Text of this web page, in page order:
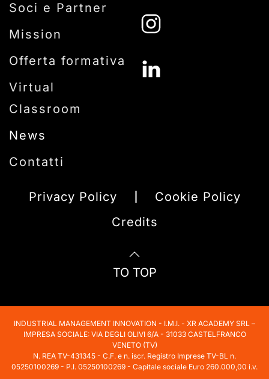
Soci e Partner
Mission
Offerta formativa
Virtual
Classroom
News
Contatti
Privacy Policy
Cookie Policy
Credits
TO TOP
INDUSTRIAL MANAGEMENT INNOVATION - I.M.I. - XR ACADEMY SRL –
IMPRESA SOCIALE: VIA DEGLI OLIVI 6/A - 31033 CASTELFRANCO
VENETO (TV)
N. REA TV-431345 - C.F. e n. iscr. Registro Imprese TV-BL n.
05250100269 - P.I. 05250100269 - Capitale sociale Euro 260.000,00 i.v.